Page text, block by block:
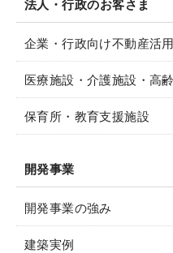
法人・行政のお客さま
企業・行政向け不動産活
医療施設・介護施設・高
保育所・教育支援施設
開発事業
開発事業の強み
建築実例